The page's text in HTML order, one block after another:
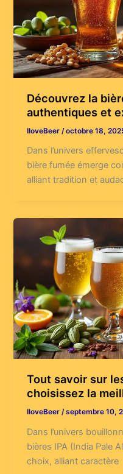
Découvrez la
authentiques et
IloveBeer /octobre 18,
Dans l’univers
bière fumée émerge
alliant tradition et
Tout savoir sur
choisissez la
IloveBeer /septembre 10,
Dans l’univers
bières IPA (India Pale
choix, alliant caractère